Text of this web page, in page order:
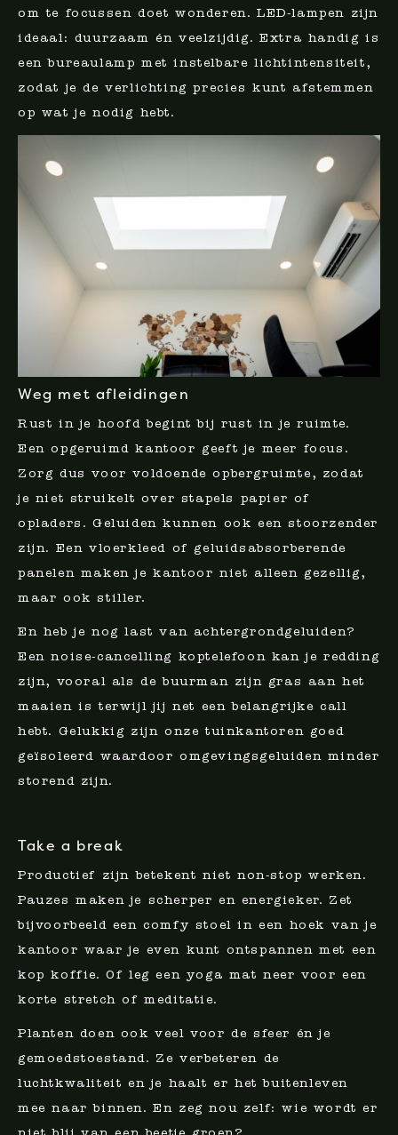
om te focussen doet wonderen. LED-lampen zijn
ideaal: duurzaam én veelzijdig. Extra handig is
een bureaulamp met instelbare lichtintensiteit,
zodat je de verlichting precies kunt afstemmen
op wat je nodig hebt.
Weg met afleidingen
Rust in je hoofd begint bij rust in je ruimte.
Een opgeruimd kantoor geeft je meer focus.
Zorg dus voor voldoende opbergruimte, zodat
je niet struikelt over stapels papier of
opladers. Geluiden kunnen ook een stoorzender
zijn. Een vloerkleed of geluidsabsorberende
panelen maken je kantoor niet alleen gezellig,
maar ook stiller.
En heb je nog last van achtergrondgeluiden?
Een noise-cancelling koptelefoon kan je redding
zijn, vooral als de buurman zijn gras aan het
maaien is terwijl jij net een belangrijke call
hebt. Gelukkig zijn onze tuinkantoren goed
geïsoleerd waardoor omgevingsgeluiden minder
storend zijn.
Take a break
Productief zijn betekent niet non-stop werken.
Pauzes maken je scherper en energieker. Zet
bijvoorbeeld een comfy stoel in een hoek van je
kantoor waar je even kunt ontspannen met een
kop koffie. Of leg een yoga mat neer voor een
korte stretch of meditatie.
Planten doen ook veel voor de sfeer én je
gemoedstoestand. Ze verbeteren de
luchtkwaliteit en je haalt er het buitenleven
mee naar binnen. En zeg nou zelf: wie wordt er